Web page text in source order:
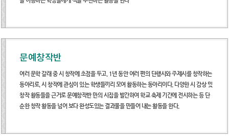
문예창작반
여러 문학 갈래 중 시 창작에 초점을 두고, 1년 동안 여러 편의 단행시와 주제시를 창작하는
동아리로, 시 창작에 관심이 있는 학생들끼리 모여 활동하는 동아리이다. 다양한 시 감상 및
창작 활동들을 근거로 문예창작반 만의 시집을 발간하여 학교 축제 기간에 전시하는 등 단
순한 창작 활동을 넘어 보다 완성도있는 결과물을 만들어 내는 활동을 한다.